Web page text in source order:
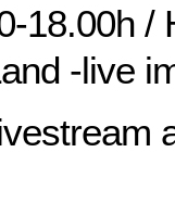
18.00h /
-live